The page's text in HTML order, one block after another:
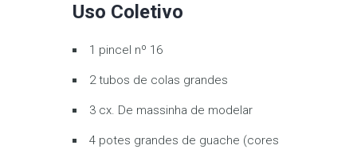
Uso Coletivo
1 pincel nº 16
2 tubos de colas grandes
3 cx. De massinha de modelar
4 potes grandes de guache (cores